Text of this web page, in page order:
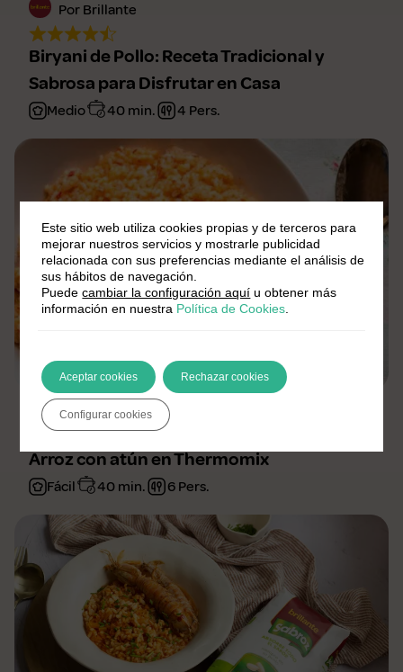
Por Brillante
Biryani de Pollo: Receta Tradicional y
Sabrosa para Disfrutar en Casa
Medio 40 min. 4 Pers.
Por Brillante
Arroz con atún en Thermomix
Fácil 40 min. 6 Pers.
Este sitio web utiliza cookies propias y de terceros para
mejorar nuestros servicios y mostrarle publicidad
relacionada con sus preferencias mediante el análisis de
sus hábitos de navegación.
Puedecambiar la configuración aquí u obtener más
información en nuestra Política de Cookies
Aceptar cookies Rechazar cookies
Configurar cookies